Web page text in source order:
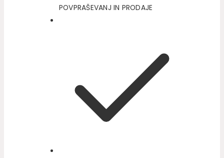
POVPRAŠEVANJ IN PRODAJE